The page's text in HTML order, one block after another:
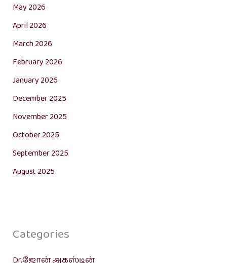
May 2026
April 2026
March 2026
February 2026
January 2026
December 2025
November 2025
October 2025
September 2025
August 2025
Categories
Dr.ஜோன் அகஸ்டின்